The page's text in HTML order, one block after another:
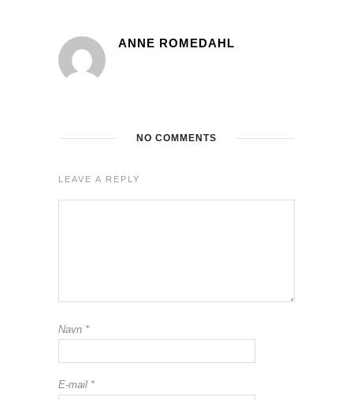
ANNE ROMEDAHL
NO COMMENTS
LEAVE A REPLY
Navn *
E-mail *